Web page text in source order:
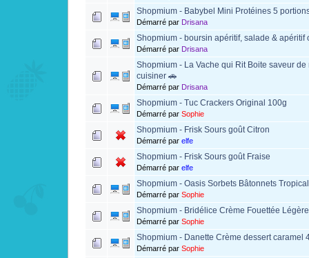
Shopmium - Babybel Mini Protéines 5
Démarré par Drisana
Shopmium - boursin apéritif, salade & apéritif
Démarré par Drisana
Shopmium - La Vache qui Rit Boite saveur
cuisiner 🚗
Démarré par Drisana
Shopmium - Tuc Crackers Original 100g
Démarré par Sophie
Shopmium - Frisk Sours goût Citron
Démarré par elfe
Shopmium - Frisk Sours goût Fraise
Démarré par elfe
Shopmium - Oasis Sorbets Bâtonnets
Démarré par Sophie
Shopmium - Bridélice Crème Fouettée
Démarré par Sophie
Shopmium - Danette Crème dessert caramel
Démarré par Sophie